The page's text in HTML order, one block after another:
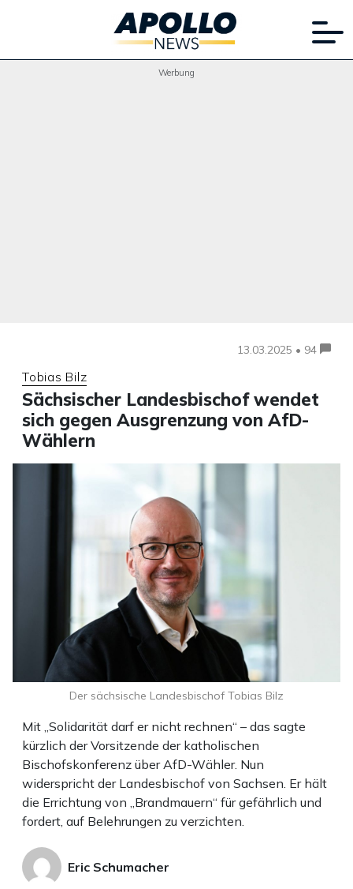
Werbung
13.03.2025 • 94
Tobias Bilz
Sächsischer Landesbischof wendet
sich gegen Ausgrenzung von AfD-
Wählern
Mit „Solidarität darf er nicht rechnen“ – das sagte
kürzlich der Vorsitzende der katholischen
Bischofskonferenz über AfD-Wähler. Nun
widerspricht der Landesbischof von Sachsen. Er hält
die Errichtung von „Brandmauern“ für gefährlich und
fordert, auf Belehrungen zu verzichten.
Eric Schumacher
Der sächsische Landesbischof Tobias Bilz